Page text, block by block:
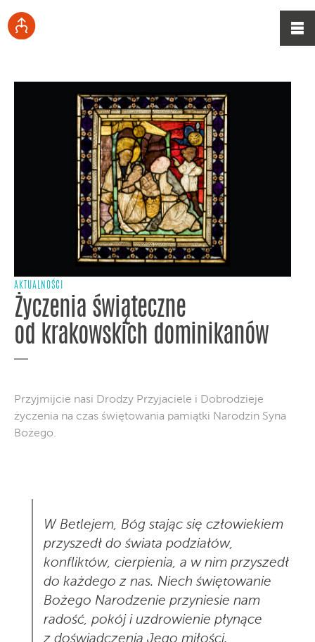
AKTUALNOŚCI
Życzenia świąteczne
od krakowskich dominikanów
Przyjmijcie nasi Drodzy Przyjaciele i Dobrodzieje
życzenia na czas świętowania pamiątki Narodzin Syna
Bożego.
W Betlejem, Bóg stając się człowiekiem
przyszedł do świata podziałów,
konfliktów, cierpienia, a w nim przyszedł
do każdego z nas. Niech świętowanie
Bożego Narodzenie przyniesie nam
radość, pokój i uzdrowienie płynące
z doświadczenia Jego miłości.